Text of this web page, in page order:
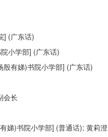
] (广东话)
小学部] (广东话)
有娣)书院小学部] (广东话)
会长
娣)书院小学部] (普通话); 黄莉